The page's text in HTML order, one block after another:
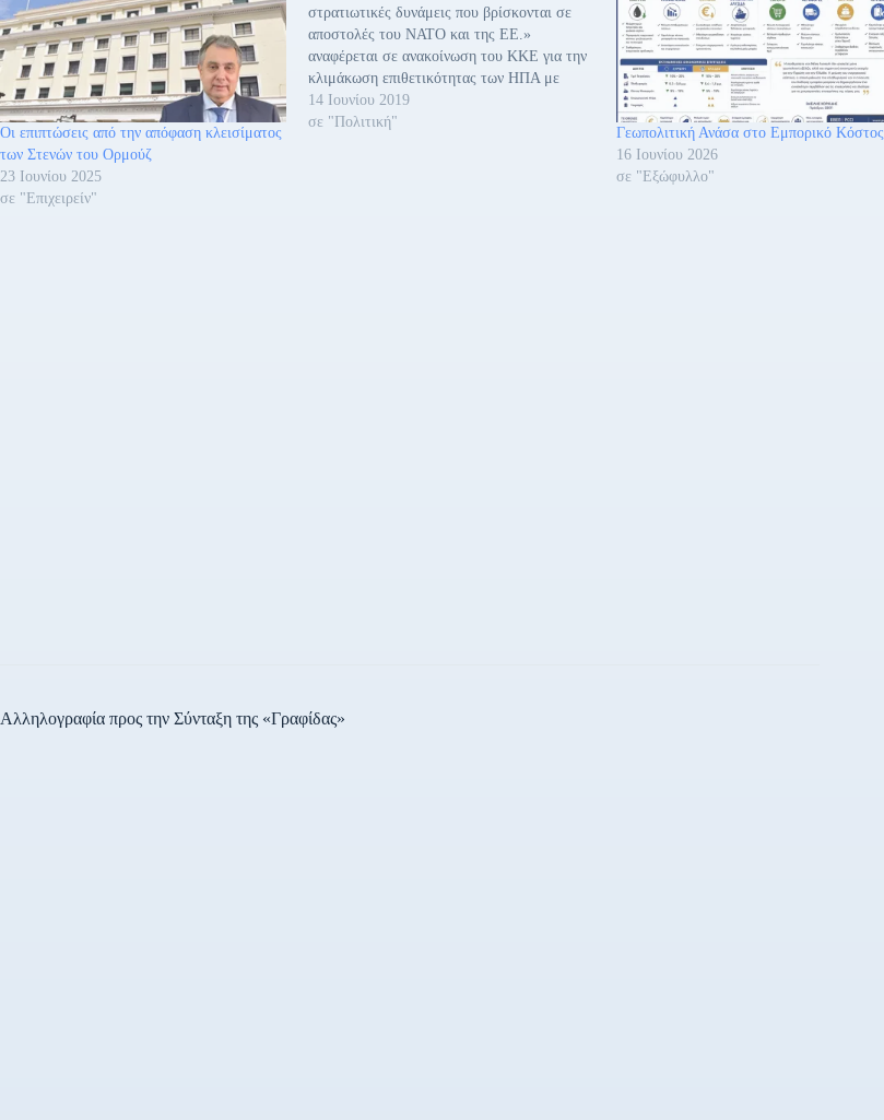
Οι επιπτώσεις από την απόφαση κλεισίματος
των Στενών του Ορμούζ
23 Ιουνίου 2025
σε "Επιχειρείν"
στρατιωτικές δυνάμεις που βρίσκονται σε
αποστολές του ΝΑΤΟ και της ΕΕ.»
αναφέρεται σε ανακοίνωση του ΚΚΕ για την
κλιμάκωση επιθετικότητας των ΗΠΑ με
αφορμή τις επιθέσεις στα δεξαμενόπλοια
στον Κόλπο του Ομάν. Στην ανακοίνωση
14 Ιουνίου 2019
σε "Πολιτική"
Γεωπολιτική Ανάσα στο Εμπορικό Κόστος
16 Ιουνίου 2026
σε "Εξώφυλλο"
Αλληλογραφία προς την Σύνταξη της «Γραφίδας»